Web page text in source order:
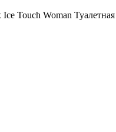
Touch Woman